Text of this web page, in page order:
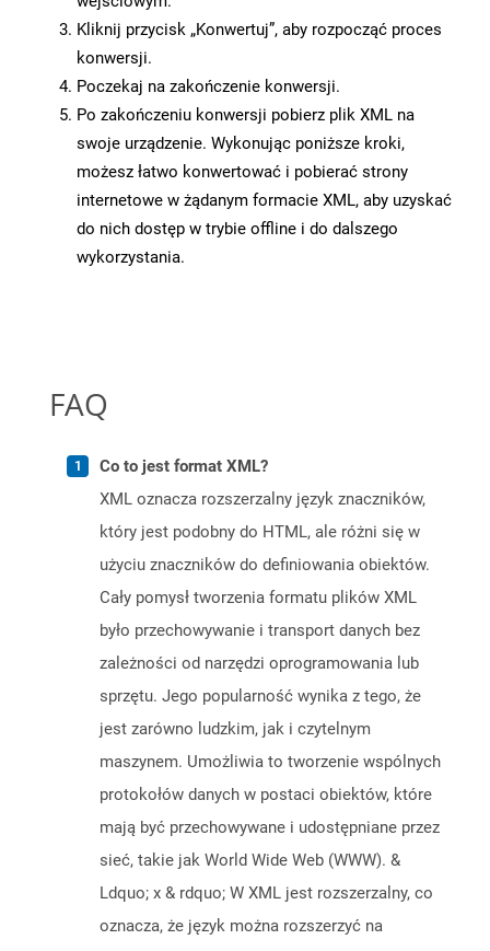
Kliknij przycisk „Konwertuj”, aby rozpocząć proces
konwersji.
Poczekaj na zakończenie konwersji.
Po zakończeniu konwersji pobierz plik XML na
swoje urządzenie. Wykonując poniższe kroki,
możesz łatwo konwertować i pobierać strony
internetowe w żądanym formacie XML, aby uzyskać
do nich dostęp w trybie offline i do dalszego
wykorzystania.
FAQ
Co to jest format XML?
XML oznacza rozszerzalny język znaczników,
który jest podobny do HTML, ale różni się w
użyciu znaczników do definiowania obiektów.
Cały pomysł tworzenia formatu plików XML
było przechowywanie i transport danych bez
zależności od narzędzi oprogramowania lub
sprzętu. Jego popularność wynika z tego, że
jest zarówno ludzkim, jak i czytelnym
maszynem. Umożliwia to tworzenie wspólnych
protokołów danych w postaci obiektów, które
mają być przechowywane i udostępniane przez
sieć, takie jak World Wide Web (WWW). &
Ldquo; x & rdquo; W XML jest rozszerzalny, co
oznacza, że ​​język można rozszerzyć na